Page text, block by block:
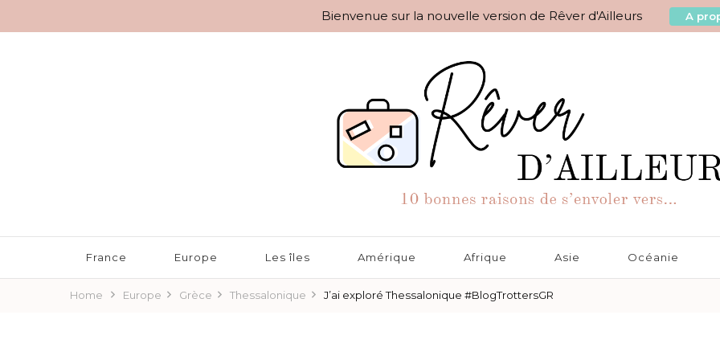
Bienvenue sur la nouvelle version de Rêver d'Ailleurs A
Rêver d'Ailleurs – 10 raisons de s'envoler vers…
France Europe Les îles Amérique Afrique Asie Océanie
Home Europe Grèce Thessalonique J’ai exploré Thessalonique #BlogTrottersGR